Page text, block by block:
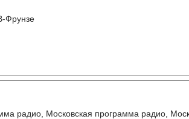
Фрунзе
радио, Московская программа радио,